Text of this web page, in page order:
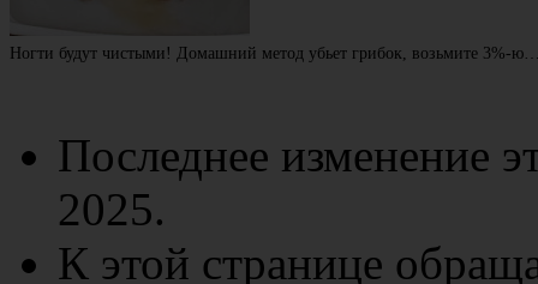
Ногти будут чистыми! Домашний метод убьет грибок, возьмите 3%-
Последнее изменение
2025.
К этой странице